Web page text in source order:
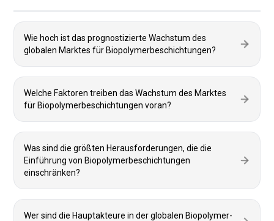
Wie hoch ist das prognostizierte Wachstum des
globalen Marktes für Biopolymerbeschichtungen?
Welche Faktoren treiben das Wachstum des Marktes
für Biopolymerbeschichtungen voran?
Was sind die größten Herausforderungen, die die
Einführung von Biopolymerbeschichtungen
einschränken?
Wer sind die Hauptakteure in der globalen Biopolymer-